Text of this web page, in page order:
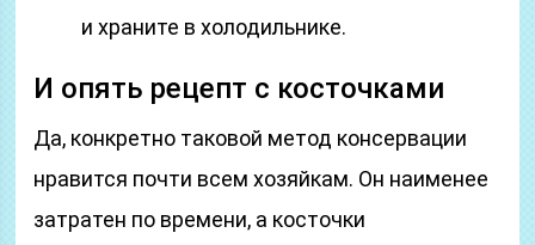
и храните в холодильнике.
И опять рецепт с косточками
Да, конкретно таковой метод консервации
нравится почти всем хозяйкам. Он наименее
затратен по времени, а косточки